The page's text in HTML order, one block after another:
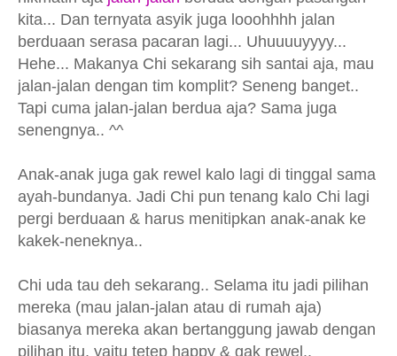
kita... Dan ternyata asyik juga looohhhh jalan
berduaan serasa pacaran lagi... Uhuuuuyyyy...
Hehe... Makanya Chi sekarang sih santai aja, mau
jalan-jalan dengan tim komplit? Seneng banget..
Tapi cuma jalan-jalan berdua aja? Sama juga
senengnya.. ^^
Anak-anak juga gak rewel kalo lagi di tinggal sama
ayah-bundanya. Jadi Chi pun tenang kalo Chi lagi
pergi berduaan & harus menitipkan anak-anak ke
kakek-neneknya..
Chi uda tau deh sekarang.. Selama itu jadi pilihan
mereka (mau jalan-jalan atau di rumah aja)
biasanya mereka akan bertanggung jawab dengan
pilihan itu, yaitu tetep happy & gak rewel..